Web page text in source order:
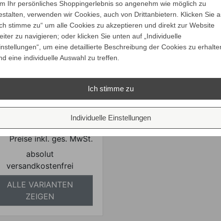
hoher Rückenlehne
Verkaufspreis
ab 9.970,00 €
9.421,65 €
Preise inkl. ges. MwSt.
absolut
versandkostenfrei
ALLE VARIANTEN
ZEIGEN
Ihr persönliches Shoppingerlebnis so angenehm wie möglich zu
verwenden wir Cookies, auch von Drittanbietern. Klicken Sie
stimme zu“ um alle Cookies zu akzeptieren und direkt zur Website
zu navigieren; oder klicken Sie unten auf „Individuelle
um eine detaillierte Beschreibung der Cookies zu
eine individuelle Auswahl zu treffen.
Ich stimme zu
Individuelle Einstellungen